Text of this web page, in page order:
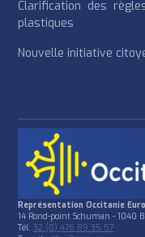
Clarification des
plastiques
Nouvelle initiative
Représentation Occitanie
14 Rond-point Schuman - 1040
Tél:32 (0) 476 89 35 57